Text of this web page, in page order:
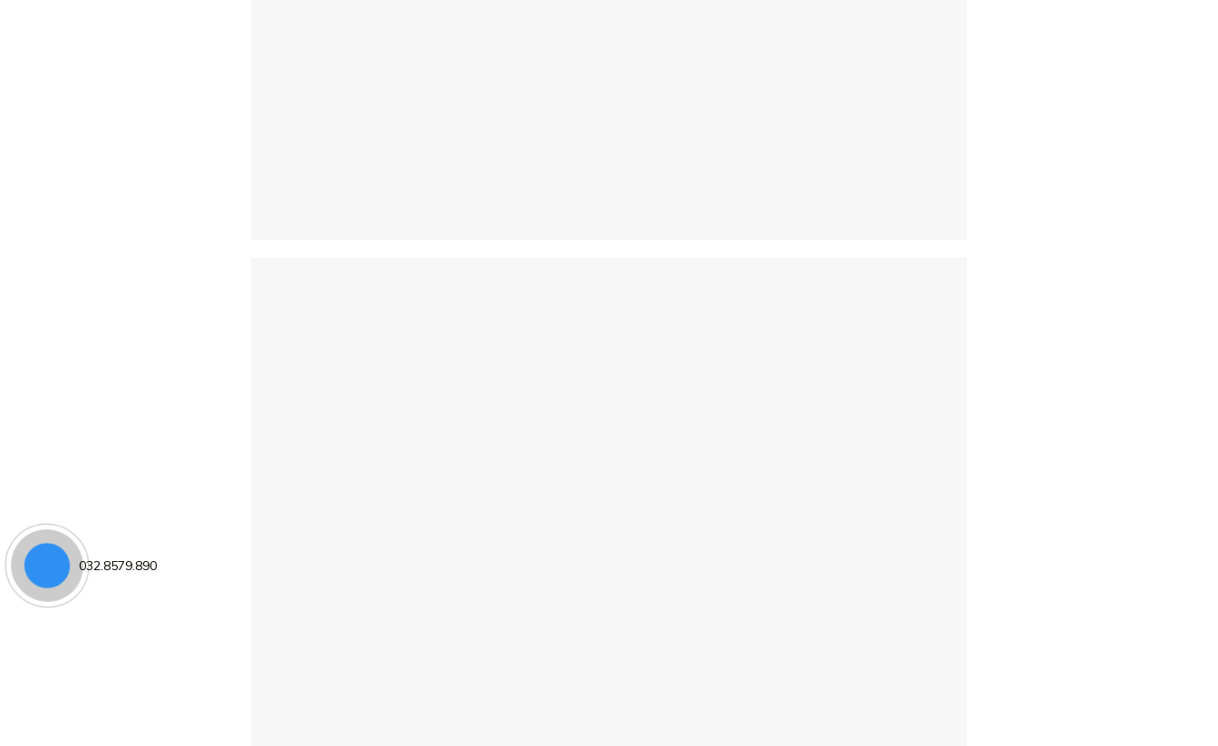
032.8579.890